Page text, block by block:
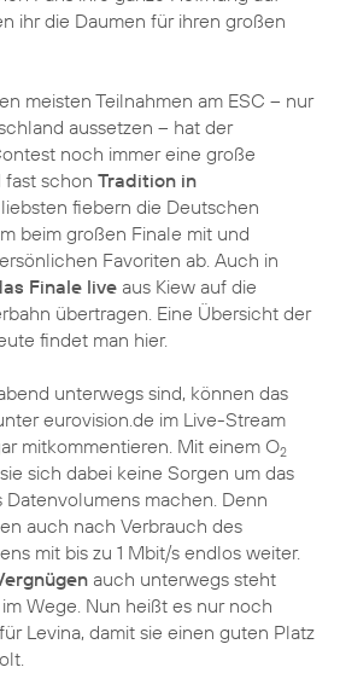
ihr die Daumen für ihren großen
meisten Teilnahmen am ESC – nur
aussetzen – hat der
noch immer eine große
fast schon Tradition in
liebsten fiebern die Deutschen
beim großen Finale mit und
Favoriten ab. Auch in
Finale live aus Kiew auf die
übertragen. Eine Übersicht der
findet man hier.
unterwegs sind, können das
eurovision.de im Live-Stream
mitkommentieren. Mit einem O2
sich dabei keine Sorgen um das
machen. Denn
auch nach Verbrauch des
mit bis zu 1 Mbit/s endlos weiter.
auch unterwegs steht
Wege. Nun heißt es nur noch
Levina, damit sie einen guten Platz